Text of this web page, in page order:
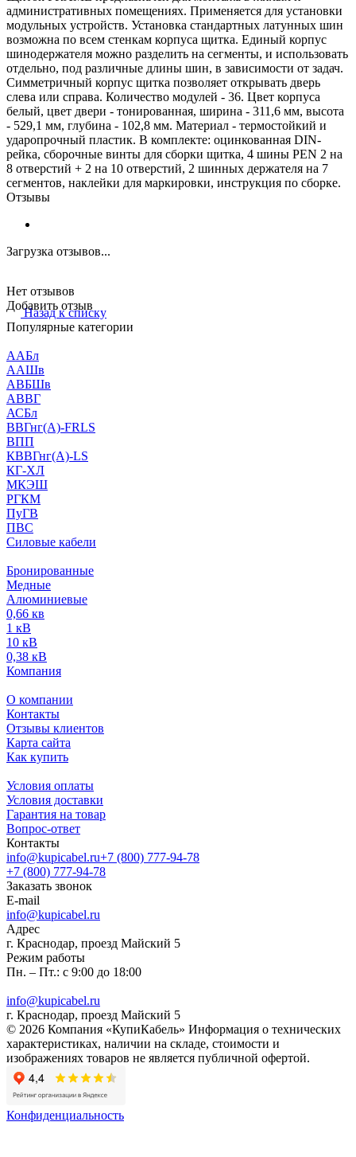
административных помещениях. Применяется для установки
модульных устройств. Установка стандартных латунных шин
возможна по всем стенкам корпуса щитка. Единый корпус
шинодержателя можно разделить на сегменты, и использовать
отдельно, под различные длины шин, в зависимости от задач.
Симметричный корпус щитка позволяет открывать дверь
слева или справа. Количество модулей - 36. Цвет корпуса
белый, цвет двери - тонированная, ширина - 311,6 мм, высота
- 529,1 мм, глубина - 102,8 мм. Материал - термостойкий и
ударопрочный пластик. В комплекте: оцинкованная DIN-
рейка, сборочные винты для сборки щитка, 4 шины PEN 2 на
8 отверстий + 2 на 10 отверстий, 2 шинных держателя на 7
сегментов, наклейки для маркировки, инструкция по сборке.
Отзывы
Загрузка отзывов...
Нет отзывов
Добавить отзыв
Назад к списку
Популярные категории
ААБл
ААШв
АВБШв
АВВГ
АСБл
ВВГнг(А)-FRLS
ВПП
КВВГнг(А)-LS
КГ-ХЛ
МКЭШ
РГКМ
ПуГВ
ПВС
Силовые кабели
Бронированные
Медные
Алюминиевые
0,66 кв
1 кВ
10 кВ
0,38 кВ
Компания
О компании
Контакты
Отзывы клиентов
Карта сайта
Как купить
Условия оплаты
Условия доставки
Гарантия на товар
Вопрос-ответ
Контакты
info@kupicabel.ru+7 (800) 777-94-78
+7 (800) 777-94-78
Заказать звонок
E-mail
info@kupicabel.ru
Адрес
г. Краснодар, проезд Майский 5
Режим работы
Пн. – Пт.: с 9:00 до 18:00
info@kupicabel.ru
г. Краснодар, проезд Майский 5
© 2026 Компания «КупиКабель» Информация о технических
характеристиках, наличии на складе, стоимости и
изображениях товаров не является публичной офертой.
Конфиденциальность